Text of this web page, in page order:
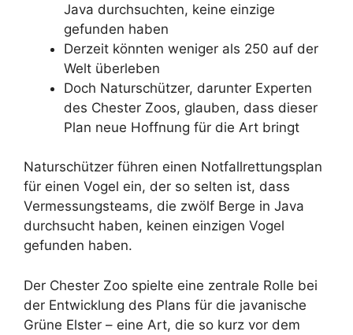
Java durchsuchten, keine einzige
gefunden haben
Derzeit könnten weniger als 250 auf der
Welt überleben
Doch Naturschützer, darunter Experten
des Chester Zoos, glauben, dass dieser
Plan neue Hoffnung für die Art bringt
Naturschützer führen einen Notfallrettungsplan
für einen Vogel ein, der so selten ist, dass
Vermessungsteams, die zwölf Berge in Java
durchsucht haben, keinen einzigen Vogel
gefunden haben.
Der Chester Zoo spielte eine zentrale Rolle bei
der Entwicklung des Plans für die javanische
Grüne Elster – eine Art, die so kurz vor dem